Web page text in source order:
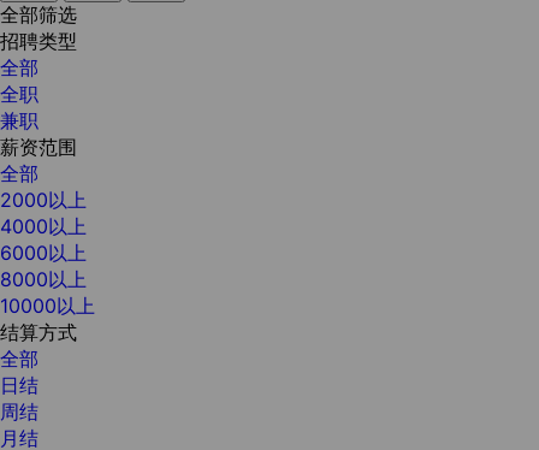
全部筛选
招聘类型
全部
全职
兼职
薪资范围
全部
2000以上
4000以上
6000以上
8000以上
10000以上
结算方式
全部
日结
周结
月结